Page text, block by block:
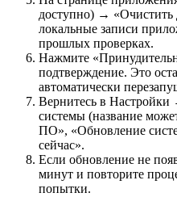
доступно) →
локальные записи
прошлых проверках.
Нажмите
подтверждение. Это
автоматически
Вернитесь в
системы (название
ПО», «Обновление
сейчас».
Если обновление не
минут и повторите
попытки.